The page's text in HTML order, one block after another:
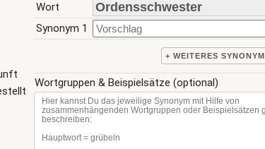
Wort
Synonym 1
+ WEITERES SYNONYM
Wortgruppen & Beispielsätze (optional)